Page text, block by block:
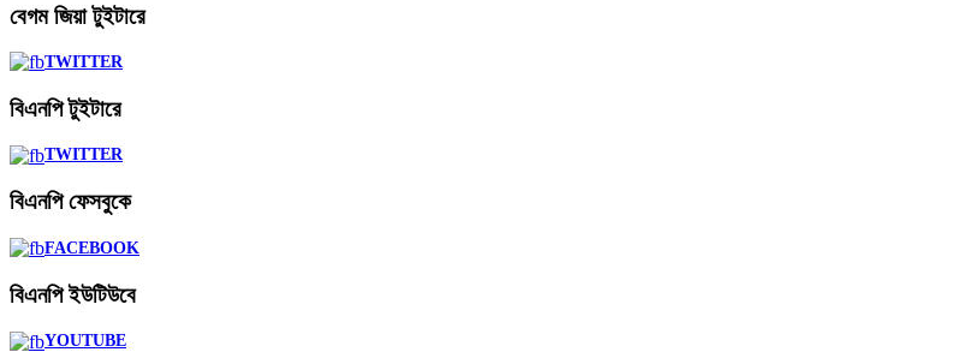
বেগমজিয়া টুইটারে
TWITTER
বিএনপিটুইটারে
TWITTER
বিএনপিফেসবুকে
FACEBOOK
বিএনপিইউটিউবে
YOUTUBE